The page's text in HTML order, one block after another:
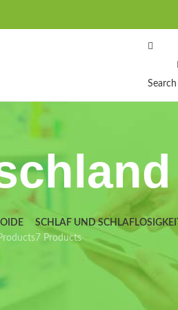
Search
SCHLAF UND SCHLAFLOSIGKEIT
7 Products